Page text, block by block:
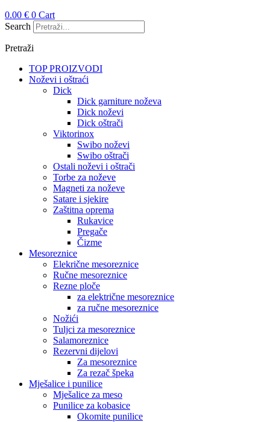
0.00 € 0 Cart
Search
Pretraži
TOP PROIZVODI
Noževi i oštraći
Dick
Dick garniture noževa
Dick noževi
Dick oštrači
Viktorinox
Swibo noževi
Swibo oštrači
Ostali noževi i oštrači
Torbe za noževe
Magneti za noževe
Satare i sjekire
Zaštitna oprema
Rukavice
Pregače
Čizme
Mesoreznice
Elekrične mesoreznice
Ručne mesoreznice
Rezne ploče
za električne mesoreznice
za ručne mesoreznice
Nožići
Tuljci za mesoreznice
Salamoreznice
Rezervni dijelovi
Za mesoreznice
Za rezač špeka
Mješalice i punilice
Mješalice za meso
Punilice za kobasice
Okomite punilice